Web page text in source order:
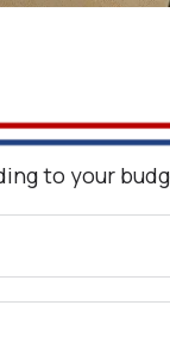
to your